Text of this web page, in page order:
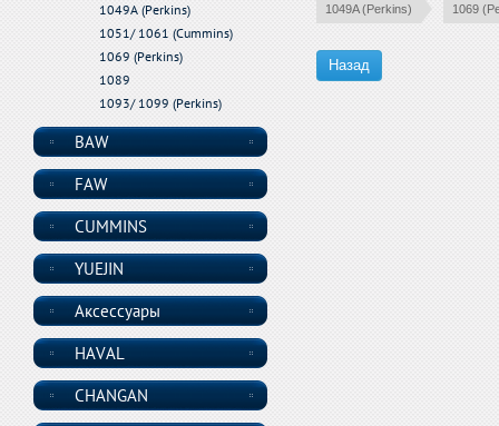
1049A (Perkins) 1069
Назад
1049A (Perkins)
1051/ 1061 (Cummins)
1069 (Perkins)
1089
1093/ 1099 (Perkins)
BAW
FAW
CUMMINS
YUEJIN
Аксессуары
HAVAL
CHANGAN